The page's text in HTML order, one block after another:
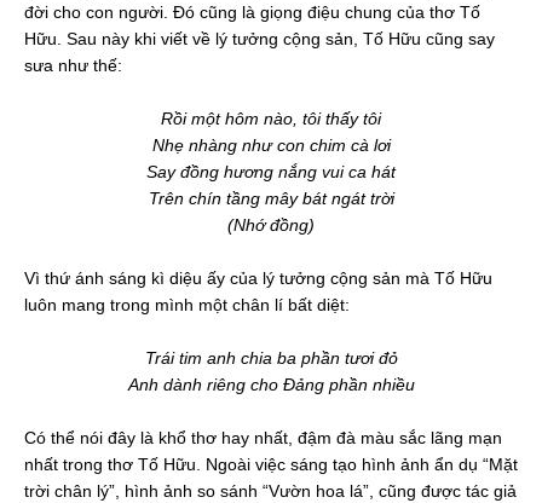
đời cho con người. Đó cũng là giọng điệu chung của thơ Tố
Hữu. Sau này khi viết về lý tưởng cộng sản, Tố Hữu cũng say
sưa như thế:
Rồi một hôm nào, tôi thấy tôi
Nhẹ nhàng như con chim cà lơi
Say đồng hương nắng vui ca hát
Trên chín tầng mây bát ngát trời
(Nhớ đồng)
Vì thứ ánh sáng kì diệu ấy của lý tưởng cộng sản mà Tố Hữu
luôn mang trong mình một chân lí bất diệt:
Trái tim anh chia ba phần tươi đỏ
Anh dành riêng cho Đảng phần nhiều
Có thể nói đây là khổ thơ hay nhất, đậm đà màu sắc lãng mạn
nhất trong thơ Tố Hữu. Ngoài việc sáng tạo hình ảnh ẩn dụ “Mặt
trời chân lý”, hình ảnh so sánh “Vườn hoa lá”, cũng được tác giả